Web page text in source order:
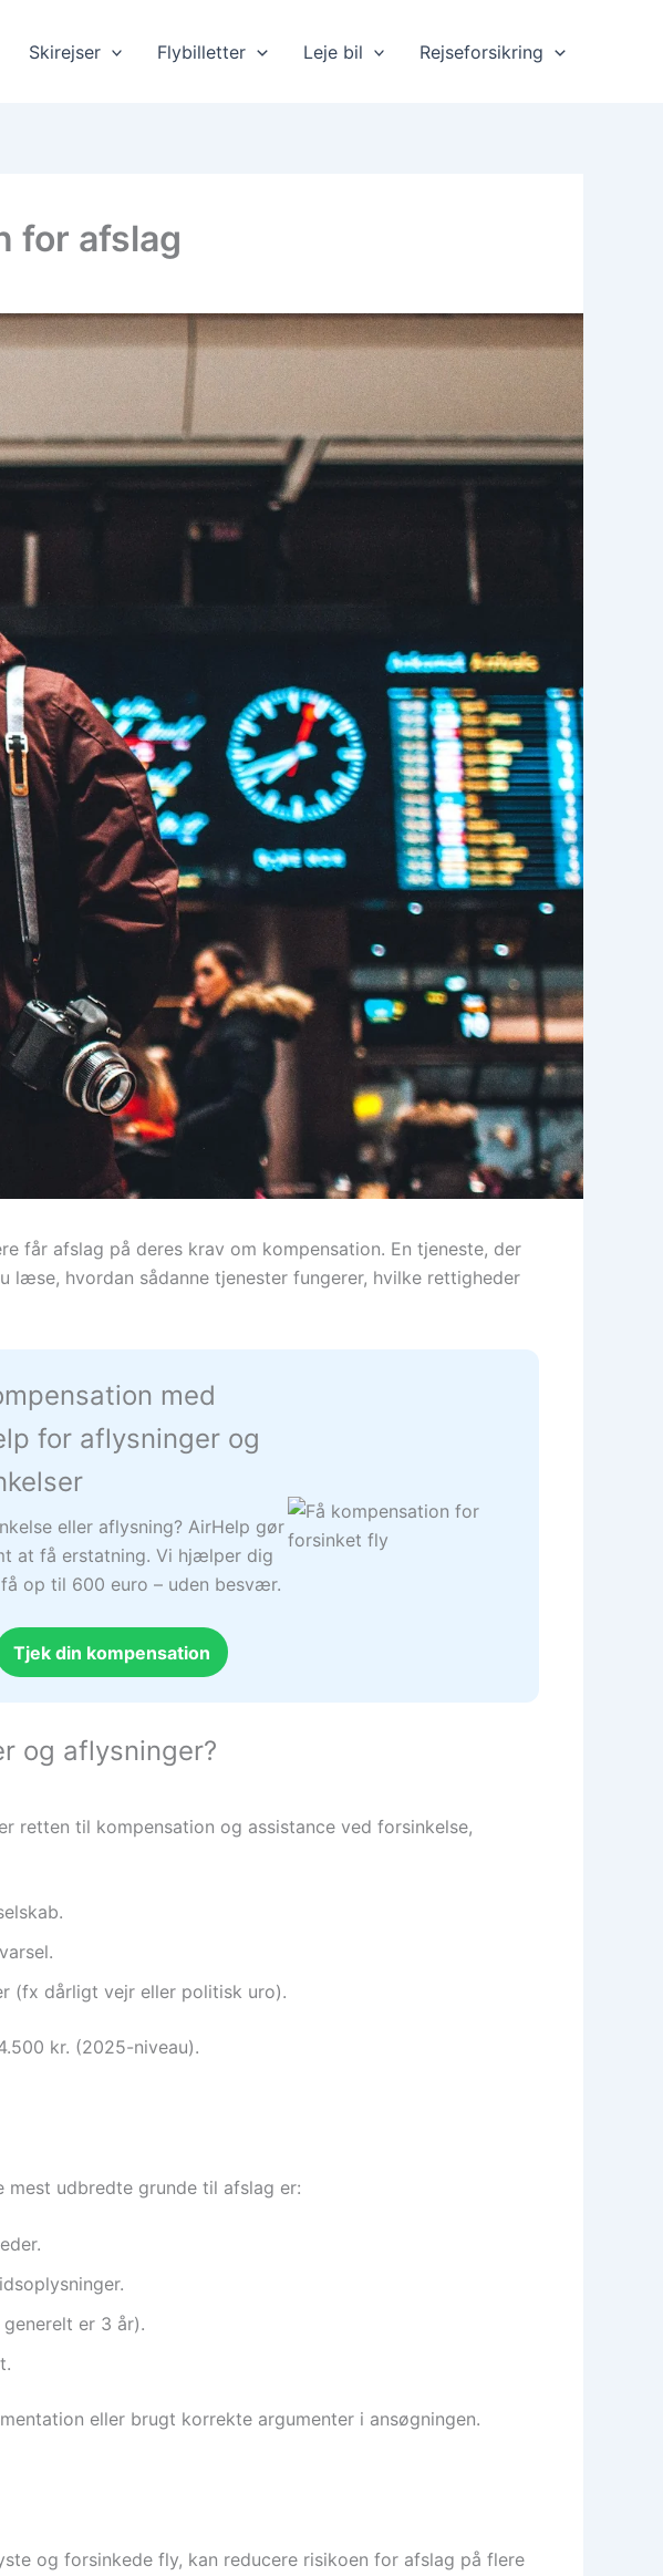
Skirejser Flybilletter Leje bil Rejseforsikring
for afslag
får afslag på deres krav om kompensation. En tjeneste, der
hvordan sådanne tjenester fungerer, hvilke rettigheder
med
for aflysninger og
eller aflysning? AirHelp gør
at få erstatning. Vi hjælper dig
op til 600 euro – uden besvær.
Tjek din kompensation
og aflysninger?
retten til kompensation og assistance ved forsinkelse,
(fx dårligt vejr eller politisk uro).
kr. (2025-niveau).
mest udbredte grunde til afslag er:
er 3 år).
eller brugt korrekte argumenter i ansøgningen.
og forsinkede fly, kan reducere risikoen for afslag på flere